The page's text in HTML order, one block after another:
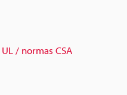
/ normas CSA